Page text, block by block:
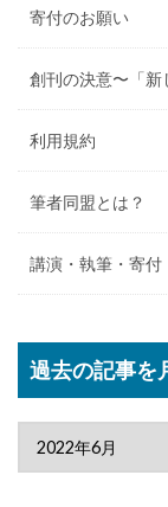
寄付のお願い
創刊の決意〜「新
利用規約
筆者同盟とは？
講演・執筆・寄付
過去の記事を